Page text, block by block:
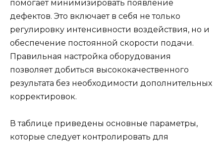
помогает минимизировать появление
дефектов. Это включает в себя не только
регулировку интенсивности воздействия, но и
обеспечение постоянной скорости подачи.
Правильная настройка оборудования
позволяет добиться высококачественного
результата без необходимости дополнительных
корректировок.
В таблице приведены основные параметры,
которые следует контролировать для